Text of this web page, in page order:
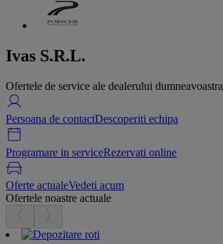
Ivas S.R.L.
Ofertele de service ale dealerului dumneavoastra
Persoana de contactDescoperiti echipa
Programare in serviceRezervati online
Oferte actualeVedeti acum
Ofertele noastre actuale